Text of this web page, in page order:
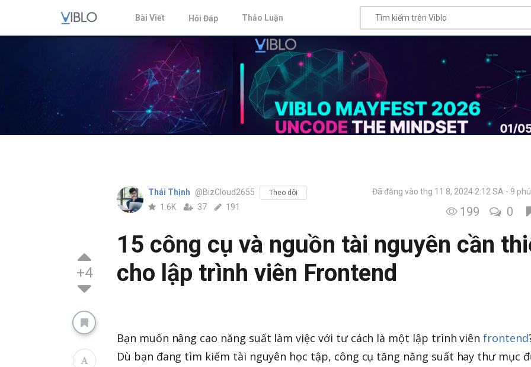
Bài Viết Hỏi Đáp Thảo Luận
+4
Thái Thịnh @BizCloud2655 Theo dõi
1.6K 37 191
Đã đăng vào thg 11 8, 2024 2:12 SA 9
199 0
15 công cụ và nguồn tài nguyên cần
cho lập trình viên Frontend
Bạn muốn nâng cao năng suất làm việc với tư cách là một lập trình viênfrontend
Dù bạn đang tìm kiếm tài nguyên học tập, công cụ tăng năng suất hay thư mục